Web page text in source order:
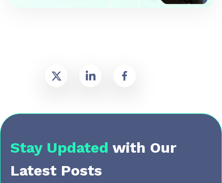
Stay Updated with Our
Latest Posts